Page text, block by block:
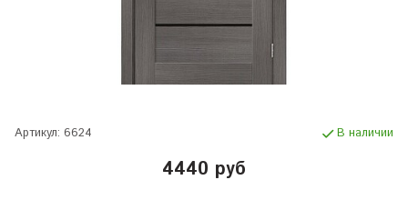
Артикул: 6624 В наличии
4440 руб